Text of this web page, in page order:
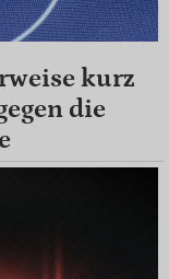
kurz
die